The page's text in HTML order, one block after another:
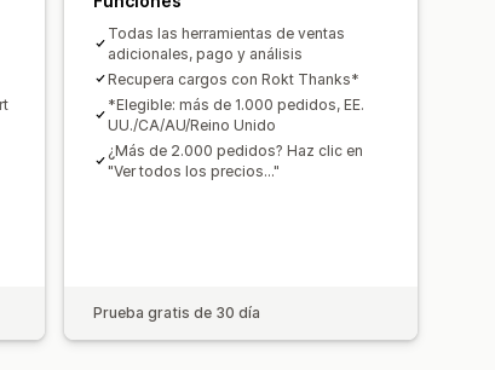
de optimización
Todas las herramientas de ventas
adicionales, pago y análisis
Recupera cargos con Rokt Thanks*
*Elegible: más de 1.000 pedidos, EE.
UU./CA/AU/Reino Unido
¿Más de 2.000 pedidos? Haz clic en
"Ver todos los precios..."
Prueba gratis de 30 día